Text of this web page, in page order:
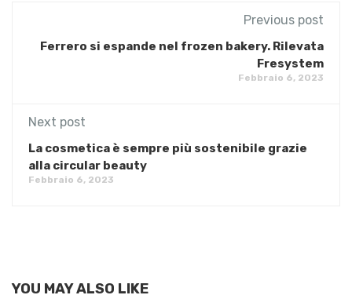
Previous post
Ferrero si espande nel frozen bakery. Rilevata
Fresystem
Febbraio 6, 2023
Next post
La cosmetica è sempre più sostenibile grazie
alla circular beauty
Febbraio 6, 2023
YOU MAY ALSO LIKE